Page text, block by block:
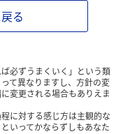
る
必ずうまくいく」という類
て異なりますし、方針の変
変更される場合もありえま
に対する感じ方は主観的な
いってかならずしもあなた